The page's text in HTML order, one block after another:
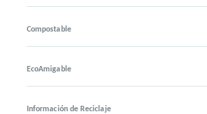
Compostable
EcoAmigable
Información de Reciclaje